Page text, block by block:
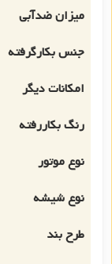
میزان ضدآبی
جنس بکارگرفته
امکانات دیگر
رنگ بکاررفته
نوع موتور
نوع شیشه
طرح بند